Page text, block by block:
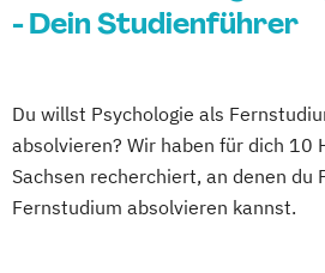
- Dein Studienführer
Du willst Psychologie als
absolvieren? Wir haben für dich 10
Sachsen recherchiert, an denen du
Fernstudium absolvieren kannst.